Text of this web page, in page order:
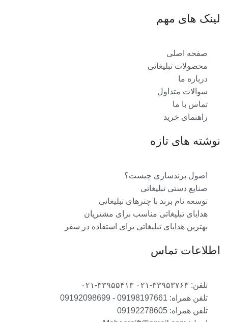
لینک های مهم
صفحه اصلی
محصولات تبلیغاتی
درباره ما
سوالات متداول
تماس با ما
راهنمای خرید
نوشته های تازه
اصول برندسازی چیست؟
صنایع دستی تبلیغاتی
توسعه نام برند با چترهای تبلیغاتی
هدایای تبلیغاتی مناسب برای مشتریان
بهترین هدایای تبلیغاتی برای استفاده در سفر
اطلاعات تماس
تلفن: ۳۳۹۵۳۷۶۳-۰۲۱ ۳۳۹۵۵۴۱۳-۰۲۱
تلفن همراه: 09198197661 - 09192098699
تلفن همراه: 09192278605